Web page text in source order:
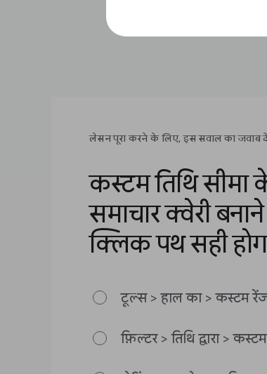
लेसन पूरा करने के लिए, इस सवाल का जवाब
कस्टम तिथि
समाचार क्वेरी
क्लिक पथ सही
टूल्स > हाल का > कस्टम
फ़िल्टर > तिथि द्वारा >